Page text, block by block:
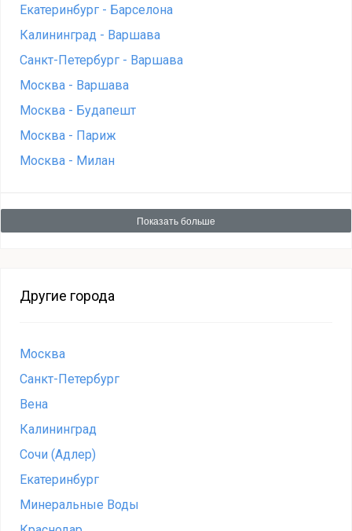
Екатеринбург - Барселона
Калининград - Варшава
Санкт-Петербург - Варшава
Москва - Варшава
Москва - Будапешт
Москва - Париж
Москва - Милан
Показать больше
Другие города
Москва
Санкт-Петербург
Вена
Калининград
Сочи (Адлер)
Екатеринбург
Минеральные Воды